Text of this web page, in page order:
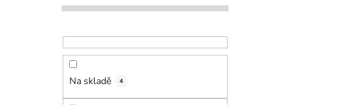
Na skladě 4